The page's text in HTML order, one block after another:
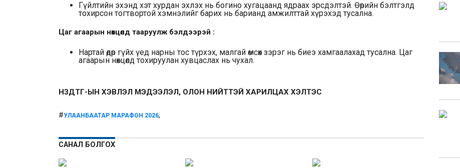
Гүйлтийн эхэнд хэт хурдан эхлэх нь богино хугацаанд ядраах эрсдэлтэй. Өөрийн бэлтгэлд
тохирсон тогтвортой хэмнэлийг барих нь барианд амжилттай хүрэхэд тусална.
Цаг агаарын нөхцөлд тааруулж бэлдээрэй :
Нартай өдөр гүйх үед нарны тос түрхэх, малгай өмсөх зэрэг нь биеэ хамгаалахад тусална. Цаг
агаарын нөхцөлд тохируулан хувцаслах нь чухал.
НЗДТГ-ЫН ХЭВЛЭЛ МЭДЭЭЛЭЛ, ОЛОН НИЙТТЭЙ ХАРИЛЦАХ ХЭЛТЭС
#УЛААНБААТАР МАРАФОН 2026,
САНАЛ БОЛГОХ